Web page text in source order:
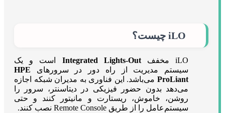
iLO چیست؟
iLO مخفف Integrated Lights-Out است و یک
سیستم مدیریت از راه دور در سرورهای HPE
ProLiant می‌باشد. این فناوری به مدیران شبکه اجازه
می‌دهد بدون حضور فیزیکی در دیتاسنتر، سرور را
روشن، خاموش، ریستارت و مانیتور کنند و حتی
سیستم‌عامل را از طریق Remote Console نصب کنند.